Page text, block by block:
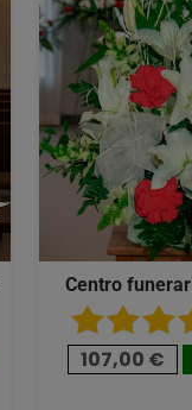
Centro
107,00 €